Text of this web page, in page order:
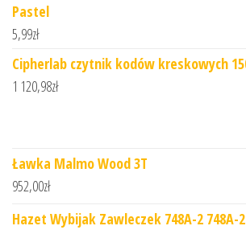
Pastel
5,99zł
Cipherlab czytnik kodów kreskowych
1 120,98zł
Ławka Malmo Wood 3T
952,00zł
Hazet Wybijak Zawleczek 748A-2 748A-2